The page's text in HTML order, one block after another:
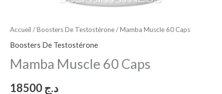
Accueil /Boosters De Testostérone/ Mamba Muscle 60 Caps
Boosters De Testostérone
Mamba Muscle 60 Caps
د.ج